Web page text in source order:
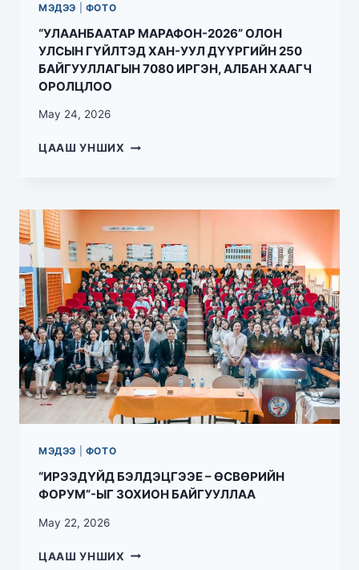
МЭДЭЭ ФОТО
“УЛААНБААТАР МАРАФОН-2026” ОЛОН
УЛСЫН ГҮЙЛТЭД ХАН-УУЛ ДҮҮРГИЙН 250
БАЙГУУЛЛАГЫН 7080 ИРГЭН, АЛБАН ХААГЧ
ОРОЛЦЛОО
May 24, 2026
ЦААШ УНШИХ
МЭДЭЭ ФОТО
“ИРЭЭДҮЙД БЭЛДЭЦГЭЭЕ – ӨСВӨРИЙН
ФОРУМ”-ЫГ ЗОХИОН БАЙГУУЛЛАА
May 22, 2026
ЦААШ УНШИХ